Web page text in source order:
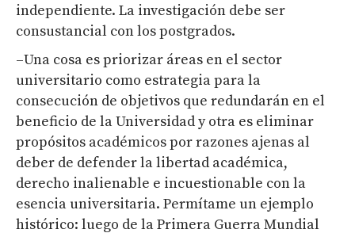
independiente. La investigación debe ser
consustancial con los postgrados.
–Una cosa es priorizar áreas en el sector
universitario como estrategia para la
consecución de objetivos que redundarán en el
beneficio de la Universidad y otra es eliminar
propósitos académicos por razones ajenas al
deber de defender la libertad académica,
derecho inalienable e incuestionable con la
esencia universitaria. Permítame un ejemplo
histórico: luego de la Primera Guerra Mundial